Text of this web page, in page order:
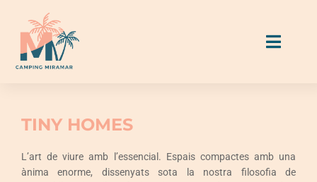
content
Toggle
TINY HOMES
L’art de viure amb l’essencial. Espais compactes amb una
ànima enorme, dissenyats sota la nostra filosofia de